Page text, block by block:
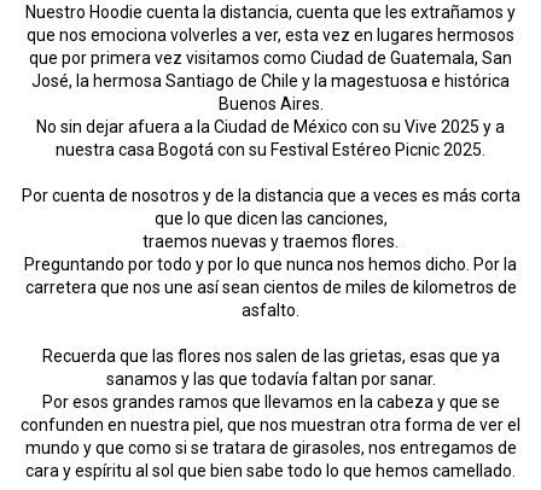
Nuestro Hoodie cuenta la distancia, cuenta que les extrañamos y
que nos emociona volverles a ver, esta vez en lugares hermosos
que por primera vez visitamos como Ciudad de Guatemala, San
José, la hermosa Santiago de Chile y la magestuosa e histórica
Buenos Aires.
No sin dejar afuera a la Ciudad de México con su Vive 2025 y a
nuestra casa Bogotá con su Festival Estéreo Picnic 2025.
Por cuenta de nosotros y de la distancia que a veces es más corta
que lo que dicen las canciones,
traemos nuevas y traemos flores.
Preguntando por todo y por lo que nunca nos hemos dicho. Por la
carretera que nos une así sean cientos de miles de kilometros de
asfalto.
Recuerda que las flores nos salen de las grietas, esas que ya
sanamos y las que todavía faltan por sanar.
Por esos grandes ramos que llevamos en la cabeza y que se
confunden en nuestra piel, que nos muestran otra forma de ver el
mundo y que como si se tratara de girasoles, nos entregamos de
cara y espíritu al sol que bien sabe todo lo que hemos camellado.